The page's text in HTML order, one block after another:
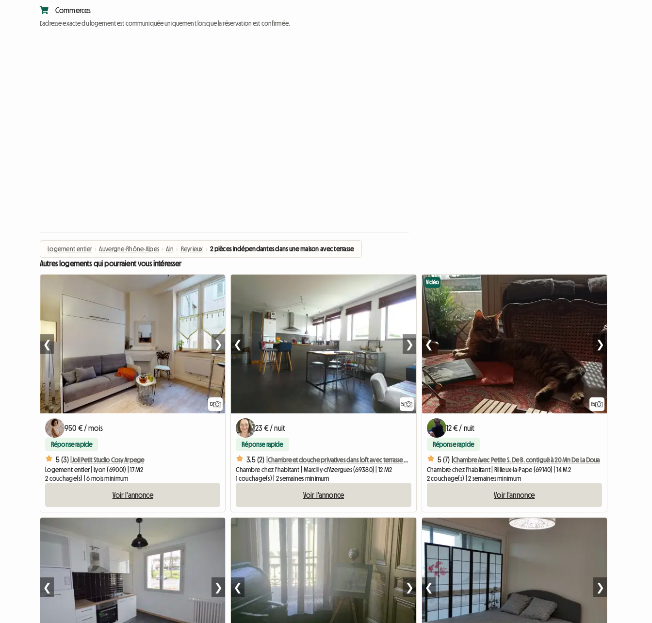
Commerces
L'adresse exacte du logement est communiquée uniquement lorsque la réservation est confirmée.
Logement entier › Auvergne-Rhône-Alpes › Ain › Reyrieux › 2 pièces indépendantes dans une maison avec terrasse
Autres logements qui pourraient vous intéresser
12
❮ ❯
950 € / mois
Réponse rapide
5 (3) |Joli Petit Studio Cosy Arpege
Logement entier | Lyon (69001) | 17 M2
2 couchage(s) | 6 mois minimum
Voir l'annonce
5
❮ ❯
23 € / nuit
Réponse rapide
3.5 (2) |
Chambre et douche privatives dans loft avec terrasse 40 m2
Chambre chez l'habitant | Marcilly-d'Azergues (69380) | 12 M2
1 couchage(s) | 2 semaines minimum
Voir l'annonce
15
Vidéo
❮ ❯
12 € / nuit
Réponse rapide
5 (7) | Chambre Avec Petite S. De B. contiguë à 20 Mn De La Doua
Chambre chez l'habitant | Rillieux-la-Pape (69140) | 14 M2
2 couchage(s) | 2 semaines minimum
Voir l'annonce
❮ ❯ ❮ ❯ ❮ ❯